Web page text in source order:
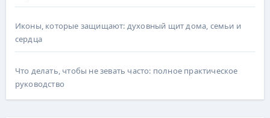
Иконы, которые защищают: духовный щит дома, семьи и
сердца
Что делать, чтобы не зевать часто: полное практическое
руководство